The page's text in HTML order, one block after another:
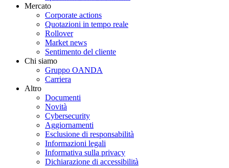
Mercato
Corporate actions
Quotazioni in tempo reale
Rollover
Market news
Sentimento del cliente
Chi siamo
Gruppo OANDA
Carriera
Altro
Documenti
Novità
Cybersecurity
Aggiornamenti
Esclusione di responsabilità
Informazioni legali
Informativa sulla privacy
Dichiarazione di accessibilità